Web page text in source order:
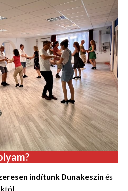
indítunk Dunakeszin és